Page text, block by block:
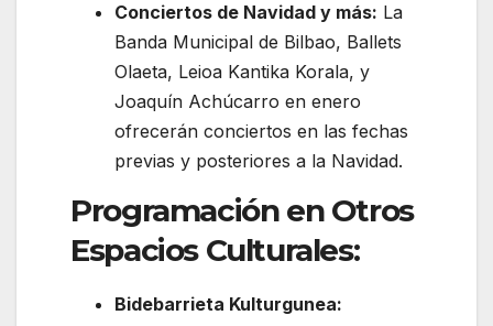
Conciertos de Navidad y más: La
Banda Municipal de Bilbao, Ballets
Olaeta, Leioa Kantika Korala, y
Joaquín Achúcarro en enero
ofrecerán conciertos en las fechas
previas y posteriores a la Navidad.
Programación en Otros
Espacios Culturales:
Bidebarrieta Kulturgunea: